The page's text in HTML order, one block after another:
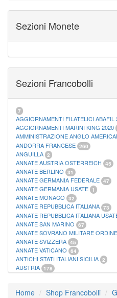
ALBUM PER CARTAMONETA 1
CARTELLE FILATELICHE MARINI
FOGLI FILATELICI VATICANO 37
FOGLI MARINI PERIODI SEPARATI
MATERIALE FILATELICO MARINI 33
RACCOGLITORI XL
Sezioni Monete
Sezioni Francobolli
7
AGGIORNAMENTI FILATELICI ABAFIL
AGGIORNAMENTI MARINI KING 2020
AMMINISTRAZIONE ANGLO
ANDORRA FRANCESE 260
ANGUILLA 2
ANNATE AUSTRIA OSTERREICH 45
ANNATE BERLINO 31
ANNATE GERMANIA FEDERALE 47
ANNATE GERMANIA USATE 1
ANNATE MONACO 32
ANNATE REPUBBLICA ITALIANA 73
ANNATE REPUBBLICA ITALIANA
ANNATE SAN MARINO 67
ANNATE SOVRANO MILITARE
ANNATE SVIZZERA 45
ANNATE VATICANO 64
ANTICHI STATI ITALIANI SICILIA 2
AUSTRIA 178
CASTELROSSO 10
Home Shop Francobolli